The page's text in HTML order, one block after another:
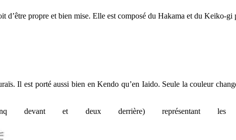
d’être propre et bien mise. Elle est composé du Hakama et du Keiko-
Il est porté aussi bien en Kendo qu’en Iaido. Seule la couleur
et deux derrière) représentant les